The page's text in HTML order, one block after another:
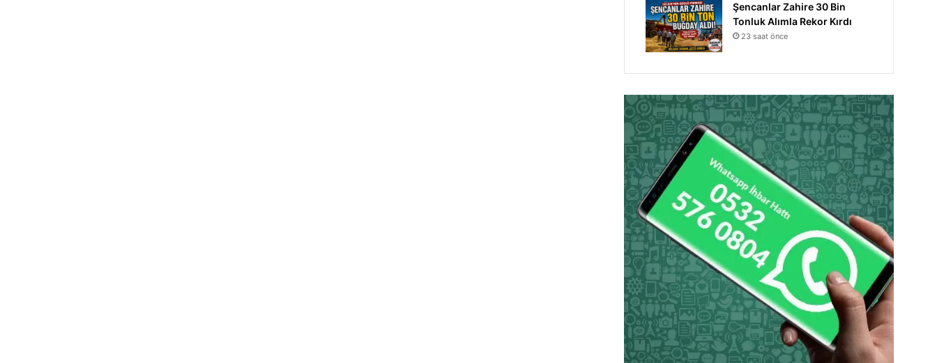
Şencanlar Zahire 30 Bin
Tonluk Alımla Rekor Kırdı
23 saat önce